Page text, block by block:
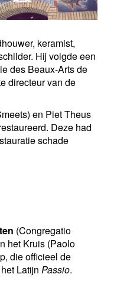
keramist,
Hij volgde een
des Beaux-Arts de
directeur van de
en Piet Theus
Deze had
schade
(Congregatio
het Kruis (Paolo
die officieel de
Latijn Passio.